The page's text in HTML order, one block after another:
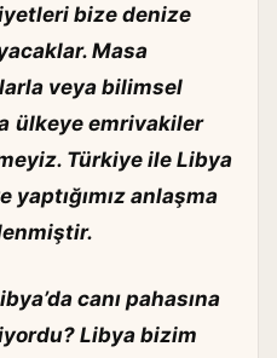
bize denize
Masa
veya bilimsel
ülkeye emrivakiler
Türkiye ile Libya
anlaşma
canı pahasına
Libya bizim